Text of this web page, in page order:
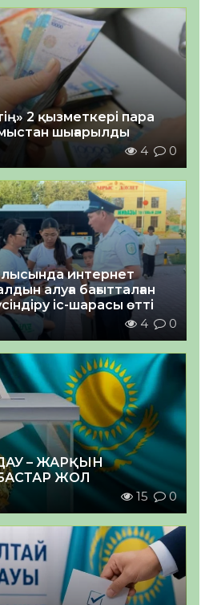
2 қызметкері пара
шығарылды
4 0
интернет
алуға бағытталған
іс-шарасы өтті
4 0
– ЖАРҚЫН
ЖОЛ
15 0